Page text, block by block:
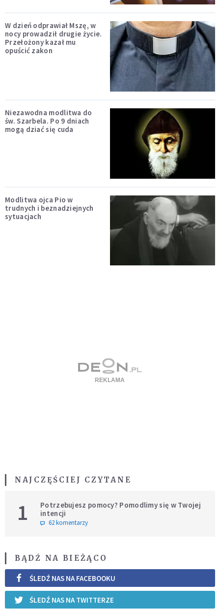
W dzień odprawiał Mszę, w
nocy prowadził drugie życie.
Przełożony kazał mu
opuścić zakon
Niezawodna modlitwa do
św. Szarbela. Po 9 dniach
mogą dziać się cuda
Modlitwa ojca Pio w
trudnych i beznadziejnych
sytuacjach
NAJCZĘŚCIEJ CZYTANE
1
Potrzebujesz pomocy? Pomodlimy się w Twojej
intencji
62 komentarzy
BĄDŹ NA BIEŻĄCO
ŚLEDŹ NAS NA FACEBOOKU
ŚLEDŹ NAS NA TWITTERZE